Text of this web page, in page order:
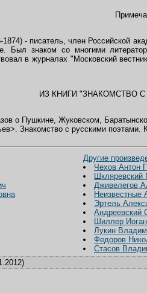
- писатель, член Российской
Был знаком со многими
в журналах "Московский
ИЗ КНИГИ "ЗНАКОМСТВО
о Пушкине, Жуковском,
Знакомство с русскими поэтами.
Другие
Чехов Антон
Дживелегов
Неизвестные
Эртель
Андреевский
Шиллер
Лукин
Федоров
Стасов